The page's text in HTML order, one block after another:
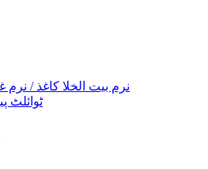
نرم بیت الخلا کاغذ /
ٹوائلٹ